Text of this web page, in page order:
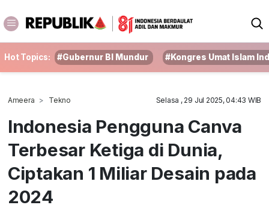
Hot Topics: #Gubernur BI Mundur #Kongres Umat Islam
Ameera Tekno Selasa , 29 Jul 2025, 04:43 WIB
Indonesia Pengguna Canva
Terbesar Ketiga di Dunia,
Ciptakan 1 Miliar Desain pada
2024